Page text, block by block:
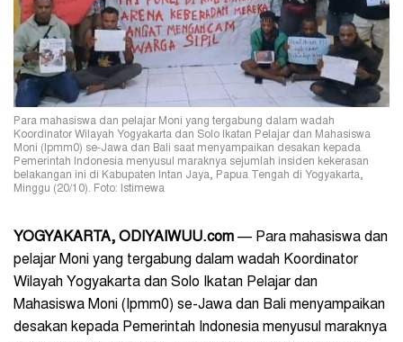
Para mahasiswa dan pelajar Moni yang tergabung dalam wadah
Koordinator Wilayah Yogyakarta dan Solo Ikatan Pelajar dan Mahasiswa
Moni (Ipmm0) se-Jawa dan Bali saat menyampaikan desakan kepada
Pemerintah Indonesia menyusul maraknya sejumlah insiden kekerasan
belakangan ini di Kabupaten Intan Jaya, Papua Tengah di Yogyakarta,
Minggu (20/10). Foto: Istimewa
YOGYAKARTA, ODIYAIWUU.com — Para mahasiswa dan
pelajar Moni yang tergabung dalam wadah Koordinator
Wilayah Yogyakarta dan Solo Ikatan Pelajar dan
Mahasiswa Moni (Ipmm0) se-Jawa dan Bali menyampaikan
desakan kepada Pemerintah Indonesia menyusul maraknya